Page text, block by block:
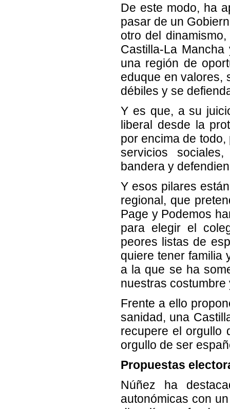
De este modo, ha
pasar de un
otro del
Castilla-La
una región de
eduque en valores,
débiles y se
Y es que, a su
liberal desde la
por encima de
servicios
bandera y
Y esos pilares
regional, que
Page y Podemos
para elegir el
peores listas de
quiere tener familia
a la que se ha
nuestras costumbre
Frente a ello
sanidad, una
recupere el orgullo
orgullo de ser
Propuestas
Núñez ha
autonómicas con